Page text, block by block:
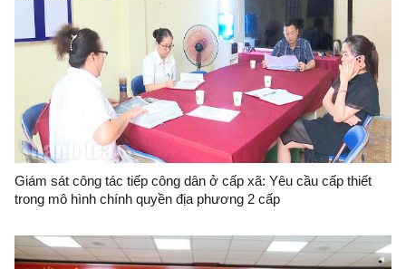
Giám sát công tác tiếp công dân ở cấp xã: Yêu cầu cấp thiết
trong mô hình chính quyền địa phương 2 cấp